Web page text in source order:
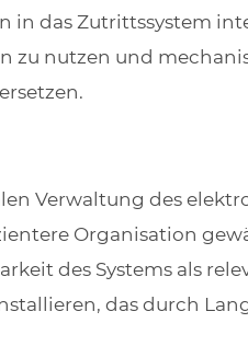
in das Zutrittssystem
zu nutzen und
Verwaltung des
Organisation
des Systems als
das durch